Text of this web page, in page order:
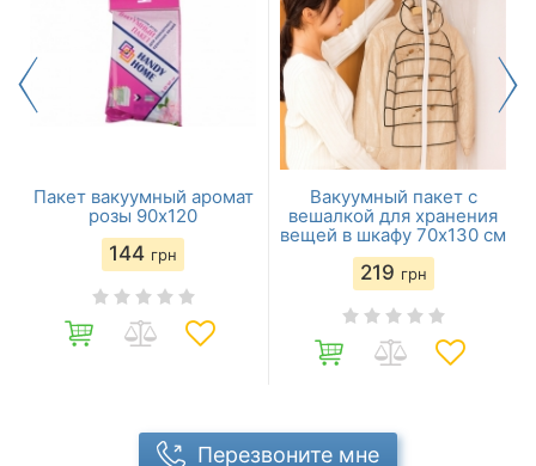
Пакет вакуумный аромат
розы 90х120
144 грн
Вакуумный пакет с
вешалкой для хранения
вещей в шкафу 70x130 см
219 грн
Перезвоните мне